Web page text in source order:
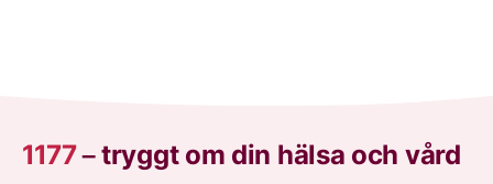
1177–tryggt om din hälsa och vård